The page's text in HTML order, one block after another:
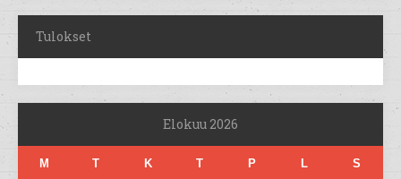
Tulokset
Elokuu 2026
M T K T P L S